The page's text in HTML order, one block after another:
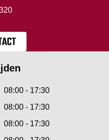
08:00 - 17:30
08:00 - 17:30
08:00 - 17:30